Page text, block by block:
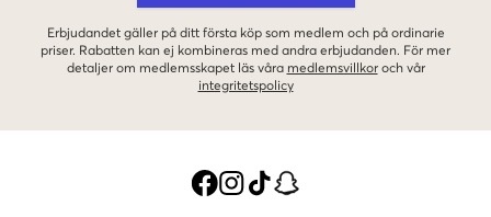
Erbjudandet gäller på ditt första köp som medlem och på ordinarie
priser. Rabatten kan ej kombineras med andra erbjudanden. För mer
detaljer om medlemsskapet läs våra medlemsvillkor och vår
integritetspolicy